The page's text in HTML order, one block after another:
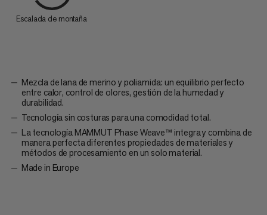
Escalada de montaña
Mezcla de lana de merino y poliamida: un equilibrio perfecto
entre calor, control de olores, gestión de la humedad y
durabilidad.
Tecnología sin costuras para una comodidad total.
La tecnología MAMMUT Phase Weave™ integra y combina de
manera perfecta diferentes propiedades de materiales y
métodos de procesamiento en un solo material.
Made in Europe